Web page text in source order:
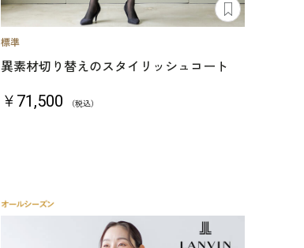
異素材切り替えのスタイリッシュコート
￥71,500 （税込）